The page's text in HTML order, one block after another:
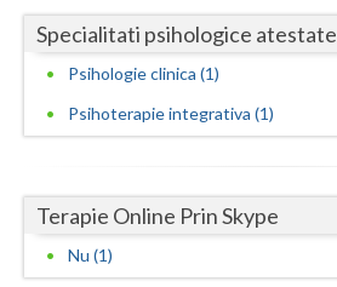
Neamt
Olt
Satu-Mare
Sibiu
Specialitati psihologice atestate
Psihologie clinica (1)
Psihoterapie integrativa (1)
Terapie Online Prin Skype
Nu (1)